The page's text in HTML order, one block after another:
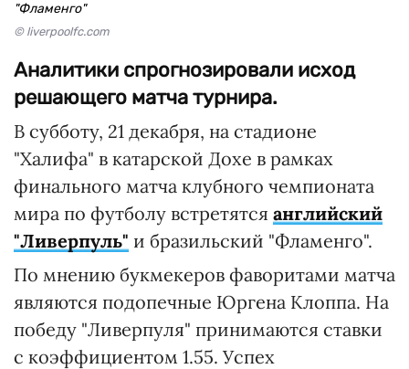
"Фламенго"
© liverpoolfc.com
Аналитики спрогнозировали исход
решающего матча турнира.
В субботу, 21 декабря, на стадионе
"Халифа" в катарской Дохе в рамках
финального матча клубного чемпионата
мира по футболу встретятся английский
"Ливерпуль" и бразильский "Фламенго".
По мнению букмекеров фаворитами матча
являются подопечные Юргена Клоппа. На
победу "Ливерпуля" принимаются ставки
с коэффициентом 1.55. Успех